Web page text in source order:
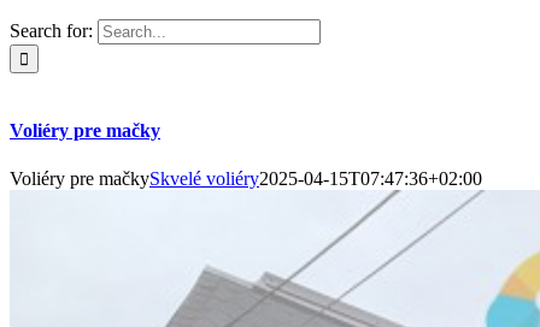
Search for:
Voliéry pre mačky
Voliéry pre mačkySkvelé voliéry2025-04-15T07:47:36+02:00